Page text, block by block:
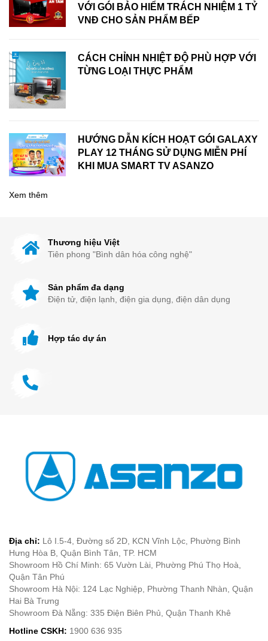
VỚI GÓI BẢO HIỂM TRÁCH NHIỆM 1 TỶ
VNĐ CHO SẢN PHẨM BẾP
CÁCH CHỈNH NHIỆT ĐỘ PHÙ HỢP VỚI
TỪNG LOẠI THỰC PHẨM
HƯỚNG DẪN KÍCH HOẠT GÓI GALAXY
PLAY 12 THÁNG SỬ DỤNG MIỄN PHÍ
KHI MUA SMART TV ASANZO
Xem thêm
Thương hiệu Việt
Tiên phong "Bình dân hóa công nghệ"
Sản phẩm đa dạng
Điện tử, điện lạnh, điện gia dụng, điện dân dụng
Hợp tác dự án
Địa chỉ: Lô I.5-4, Đường số 2D, KCN Vĩnh Lộc, Phường Bình
Hưng Hòa B, Quận Bình Tân, TP. HCM
Showroom Hồ Chí Minh: 65 Vườn Lài, Phường Phú Thọ Hoà,
Quận Tân Phú
Showroom Hà Nội: 124 Lạc Nghiệp, Phường Thanh Nhàn, Quận
Hai Bà Trưng
Showroom Đà Nẵng: 335 Điện Biên Phủ, Quận Thanh Khê
Hotline CSKH: 1900 636 935